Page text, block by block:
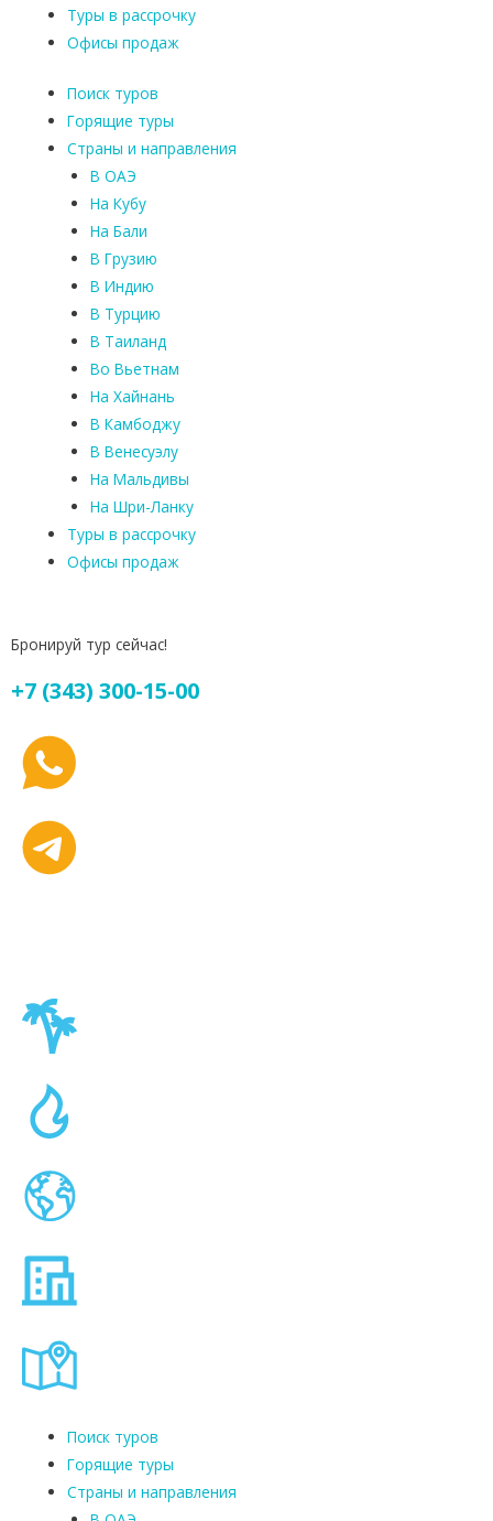
Туры в рассрочку
Офисы продаж
Поиск туров
Горящие туры
Страны и направления
В ОАЭ
На Кубу
На Бали
В Грузию
В Индию
В Турцию
В Таиланд
Во Вьетнам
На Хайнань
В Камбоджу
В Венесуэлу
На Мальдивы
На Шри-Ланку
Туры в рассрочку
Офисы продаж
Бронируй тур сейчас!
+7 (343) 300-15-00
Поиск туров
Горящие туры
Страны и направления